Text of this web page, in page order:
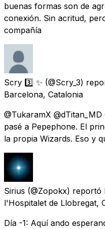
buenas formas son de
conexión. Sin acritud,
compañía
Scry 3️⃣ ✨ (@Scry_3)
Barcelona, Catalonia
@TukaramX
pasé a Pepephone. El
la propia Wizards. Eso y
Sirius (@Zopokx) reportó
l'Hospitalet de Llobregat,
Día -1: Aquí ando